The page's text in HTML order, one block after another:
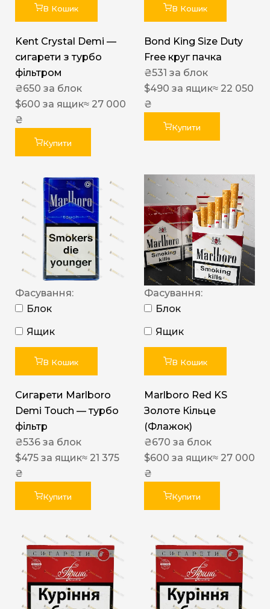
В Кошик
Kent Crystal Demi —
сигарети з турбо
фільтром
₴650 за блок
$600 за ящик≈ 27 000
₴
Купити
В Кошик
Bond King Size Duty
Free круг пачка
₴531 за блок
$490 за ящик≈ 22 050
₴
Купити
Фасування:
Блок
Ящик
В Кошик
Сигарети Marlboro
Demi Touch — турбо
фільтр
₴536 за блок
$475 за ящик≈ 21 375
₴
Купити
Фасування:
Блок
Ящик
В Кошик
Marlboro Red KS
Золоте Кільце
(Флажок)
₴670 за блок
$600 за ящик≈ 27 000
₴
Купити